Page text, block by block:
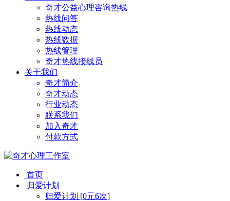
奇才公益心理咨询热线
热线问答
热线动态
热线数据
热线管理
奇才热线接线员
关于我们
奇才简介
奇才动态
行业动态
联系我们
加入奇才
付款方式
首页
归爱计划
归爱计划 [0元6次]